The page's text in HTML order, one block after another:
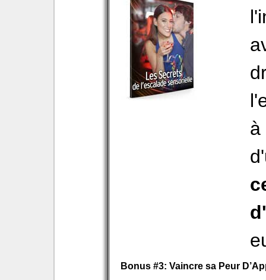
à
Bonus #3: Vaincre sa Peur